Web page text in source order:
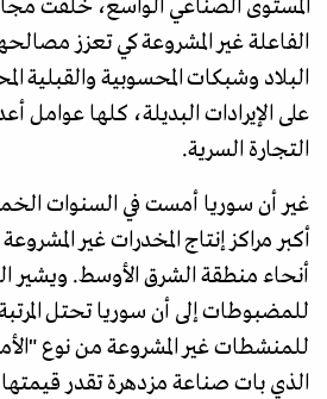
المستوى الصناعي الواسع، خلقت
الفاعلة غير المشروعة كي تعزز
البلاد وشبكات المحسوبية والقبلية
على الإيرادات البديلة، كلها عوامل
التجارة السرية.
غير أن سوريا أمست في السنوات
أكبر مراكز إنتاج المخدرات غير
أنحاء منطقة الشرق الأوسط. ويشير
للمضبوطات إلى أن سوريا تحتل
للمنشطات غير المشروعة من نوع